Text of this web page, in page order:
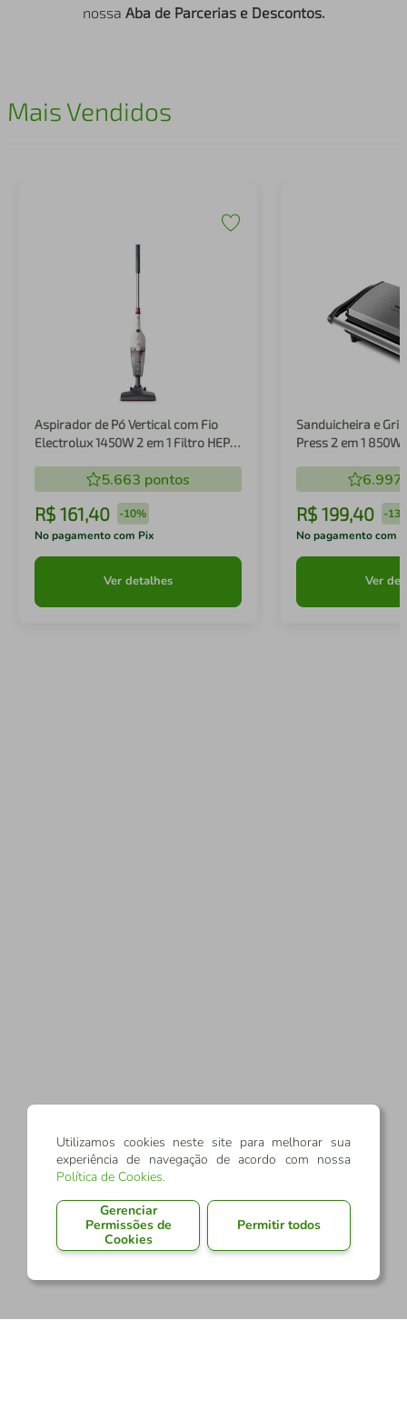
nossa Aba de Parcerias e Descontos.
Mais Vendidos
Aspirador de Pó Vertical com Fio
Electrolux 1450W 2 em 1 Filtro HEPA
5.663 pontos
R$ 161,40 -10%
No pagamento com Pix
Ver detalhes
Sanduicheira e
Press 2 em 1 850W
6.997
R$ 199,40 -
No pagamento com
Ver
Utilizamos cookies neste site para melhorar sua
experiência de navegação de acordo com nossa
Política de Cookies.
Gerenciar
Permissões de
Cookies
Permitir todos